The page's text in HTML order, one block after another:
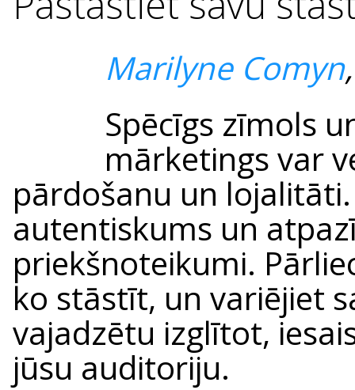
Marilyne Comyn
Spēcīgs zīmols
mārketings var
pārdošanu un
autentiskums un
priekšnoteikumi.
ko stāstīt, un variējiet
vajadzētu izglītot,
jūsu auditoriju.